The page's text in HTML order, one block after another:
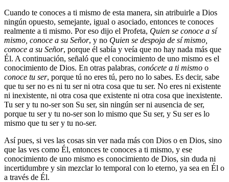
Cuando te conoces a ti mismo de esta manera, sin atribuirle a Dios
ningún opuesto, semejante, igual o asociado, entonces te conoces
realmente a ti mismo. Por eso dijo el Profeta, Quien se conoce a sí
mismo, conoce a su Señor, y no Quien se despoja de sí mismo,
conoce a su Señor, porque él sabía y veía que no hay nada más que
Él. A continuación, señaló que el conocimiento de uno mismo es el
conocimiento de Dios. En otras palabras, conócete a ti mismo o
conoce tu ser, porque tú no eres tú, pero no lo sabes. Es decir, sabe
que tu ser no es ni tu ser ni otra cosa que tu ser. No eres ni existente
ni inexistente, ni otra cosa que existente ni otra cosa que inexistente.
Tu ser y tu no-ser son Su ser, sin ningún ser ni ausencia de ser,
porque tu ser y tu no-ser son lo mismo que Su ser, y Su ser es lo
mismo que tu ser y tu no-ser.
Así pues, si ves las cosas sin ver nada más con Dios o en Dios, sino
que las ves como Él, entonces te conoces a ti mismo, y ese
conocimiento de uno mismo es conocimiento de Dios, sin duda ni
incertidumbre y sin mezclar lo temporal con lo eterno, ya sea en Él o
a través de Él.